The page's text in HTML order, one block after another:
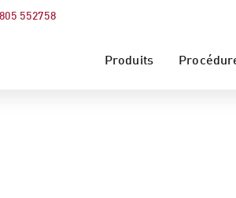
552758
Produits